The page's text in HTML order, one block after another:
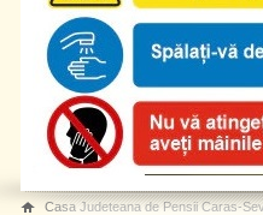
Casa Judeteana de Pensii Caras-